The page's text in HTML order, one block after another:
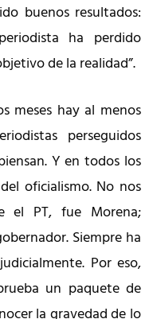
buenos resultados:
ha perdido
de la realidad”.
meses hay al menos
perseguidos
Y en todos los
oficialismo. No nos
el PT, fue Morena;
Siempre ha
Por eso,
un paquete de
la gravedad de lo